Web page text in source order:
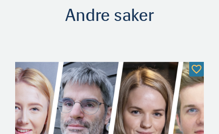
Andre saker